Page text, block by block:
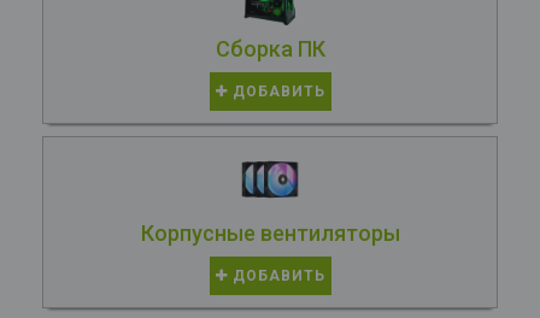
Сборка ПК
ДОБАВИТЬ
Корпусные вентиляторы
ДОБАВИТЬ